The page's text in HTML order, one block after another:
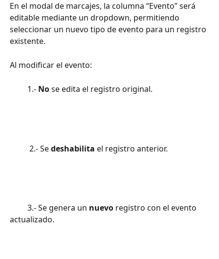
En el modal de marcajes, la columna “Evento” será
editable mediante un dropdown, permitiendo
seleccionar un nuevo tipo de evento para un registro
existente.
Al modificar el evento:
         1.-
No se edita el registro original.
          2.- Se
deshabilita el registro anterior.
         3.- Se genera un
nuevo registro con el evento
actualizado.